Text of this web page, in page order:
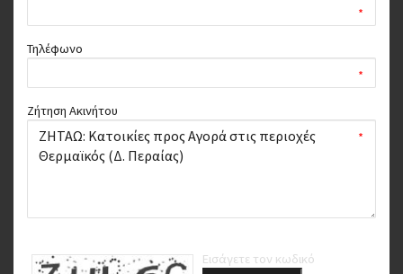
*
Τηλέφωνο
*
Ζήτηση Ακινήτου
*
Εισάγετε τον κωδικό